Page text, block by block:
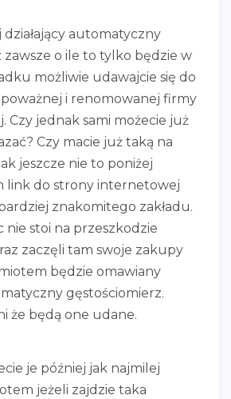
działający automatyczny
zawsze o ile to tylko będzie w
możliwie udawajcie się do
i renomowanej firmy
Czy jednak sami możecie już
Czy macie już taką na
jeszcze nie to poniżej
link do strony internetowej
znakomitego zakładu.
nie stoi na przeszkodzie
zaczęli tam swoje zakupy
będzie omawiany
gęstościomierz.
że będą one udane.
je później jak najmilej
jeżeli zajdzie taka